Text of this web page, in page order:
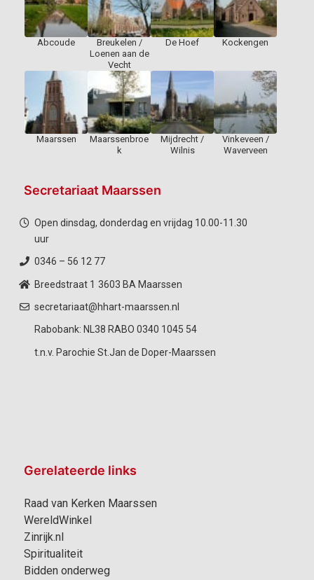
Abcoude
Breukelen /
Loenen aan de
Vecht
De Hoef Kockengen
Maarssen
Maarssenbroe
k
Mijdrecht /
Wilnis
Vinkeveen /
Waverveen
Secretariaat Maarssen
Open dinsdag, donderdag en vrijdag 10.00-11.30
uur
0346 – 56 12 77
Breedstraat 1 3603 BA Maarssen
secretariaat@hhart-maarssen.nl
Rabobank: NL38 RABO 0340 1045 54
t.n.v. Parochie St.Jan de Doper-Maarssen
Gerelateerde links
Raad van Kerken Maarssen
WereldWinkel
Zinrijk.nl
Spiritualiteit
Bidden onderweg